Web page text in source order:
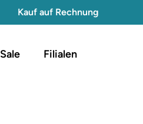
Kauf auf Rechnung
Sale Filialen